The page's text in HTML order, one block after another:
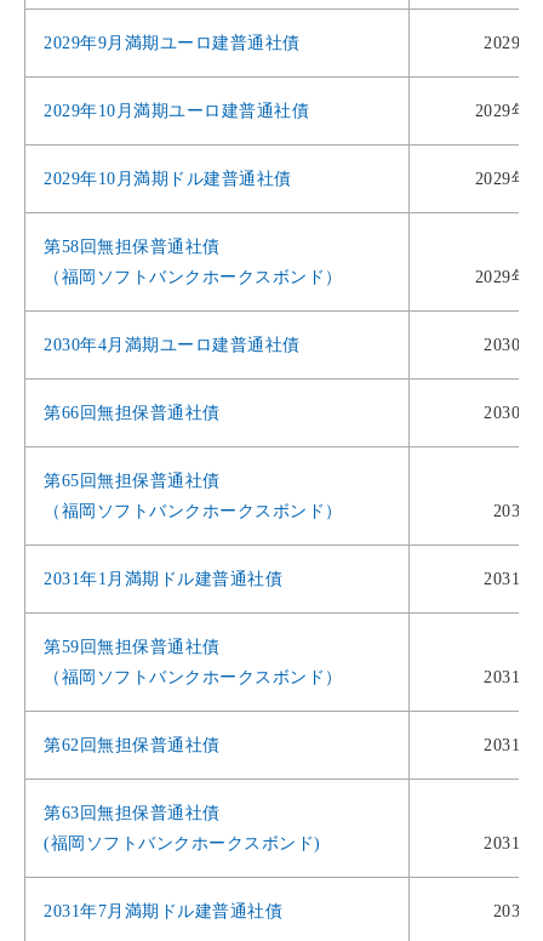
2029年9月満期ユーロ建普通社債 2029年
2029年10月満期ユーロ建普通社債 2029年
2029年10月満期ドル建普通社債 2029年
第58回無担保普通社債
（福岡ソフトバンクホークスボンド）
2029年
2030年4月満期ユーロ建普通社債 2030年
第66回無担保普通社債 2030年
第65回無担保普通社債
（福岡ソフトバンクホークスボンド）
2030
2031年1月満期ドル建普通社債 2031年
第59回無担保普通社債
（福岡ソフトバンクホークスボンド）
2031年
第62回無担保普通社債 2031年
第63回無担保普通社債
(福岡ソフトバンクホークスボンド)
2031年
2031年7月満期ドル建普通社債 2031